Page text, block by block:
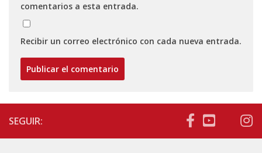
comentarios a esta entrada.
Recibir un correo electrónico con cada nueva entrada.
SEGUIR: